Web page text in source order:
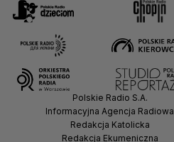
Polskie Radio S.A.
Informacyjna Agencja Radiowa
Redakcja Katolicka
Redakcja Ekumeniczna